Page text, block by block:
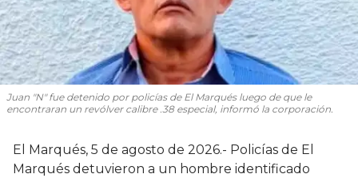
Juan "N" fue detenido por policías de El Marqués luego de que le
encontraran un revólver calibre .38 especial, informó la corporación.
El Marqués, 5 de agosto de 2026.- Policías de El
Marqués detuvieron a un hombre identificado